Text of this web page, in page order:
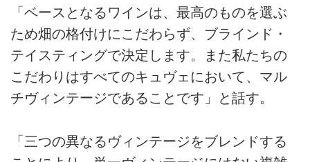
「ベースとなるワインは、最高のものを選ぶ
ため畑の格付けにこだわらず、ブラインド・
テイスティングで決定します。また私たちの
こだわりはすべてのキュヴェにおいて、マル
チヴィンテージであることです」と話す。
「三つの異なるヴィンテージをブレンドする